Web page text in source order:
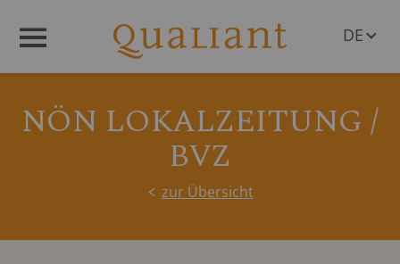
DE
NÖN LOKALZEITUNG /
BVZ
zur Übersicht